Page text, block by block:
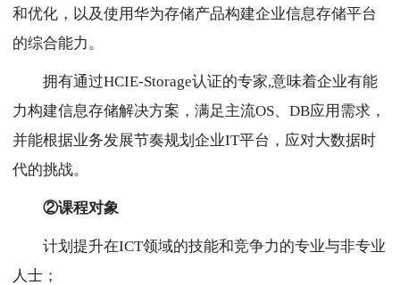
和优化，以及使用华为存储产品构建企业信息存储平台
的综合能力。
拥有通过HCIE-Storage认证的专家,意味着企业有能
力构建信息存储解决方案，满足主流OS、DB应用需求，
并能根据业务发展节奏规划企业IT平台，应对大数据时
代的挑战。
②课程对象
计划提升在ICT领域的技能和竞争力的专业与非专业
人士；